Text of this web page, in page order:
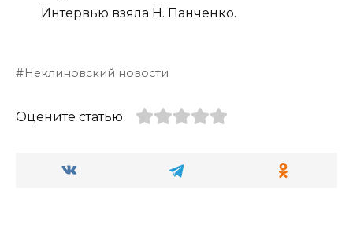
Интервью взяла Н. Панченко.
Неклиновский новости
Оцените статью